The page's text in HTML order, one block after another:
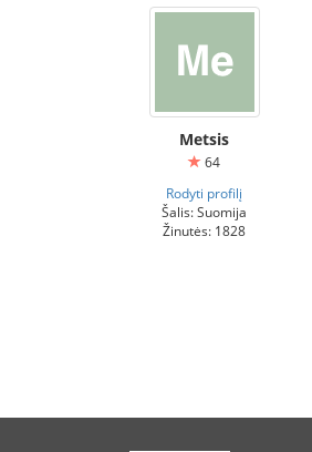
Metsis
64
Rodyti profilį
Šalis: Suomija
Žinutės: 1828